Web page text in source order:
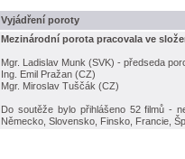
Vyjádření poroty
Mezinárodní porota pracovala ve
Mgr. Ladislav Munk (SVK) - předseda
Ing. Emil Pražan (CZ)
Mgr. Miroslav Tuščák (CZ)
Do soutěže bylo přihlášeno 52 filmů -
Německo, Slovensko, Finsko, Francie,